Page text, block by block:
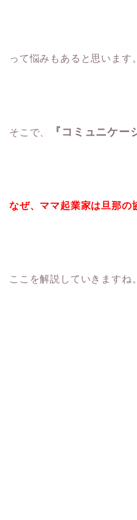
って悩みもあると思います。
そこで、 『コミュニケー
なぜ、ママ起業家は旦那の
ここを解説していきますね。